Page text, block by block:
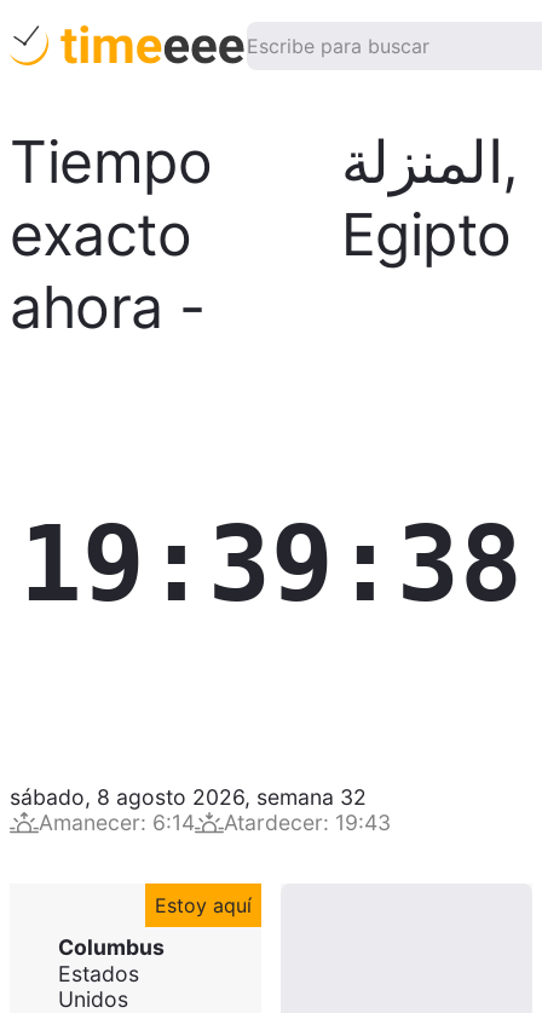
Tiempo
exacto
ahora -
المنزلة,
Egipto
19:39:39
sábado, 8 agosto 2026, semana 32
Amanecer: 6:14 Atardecer: 19:43
Estoy aquí
Columbus
Estados
Unidos